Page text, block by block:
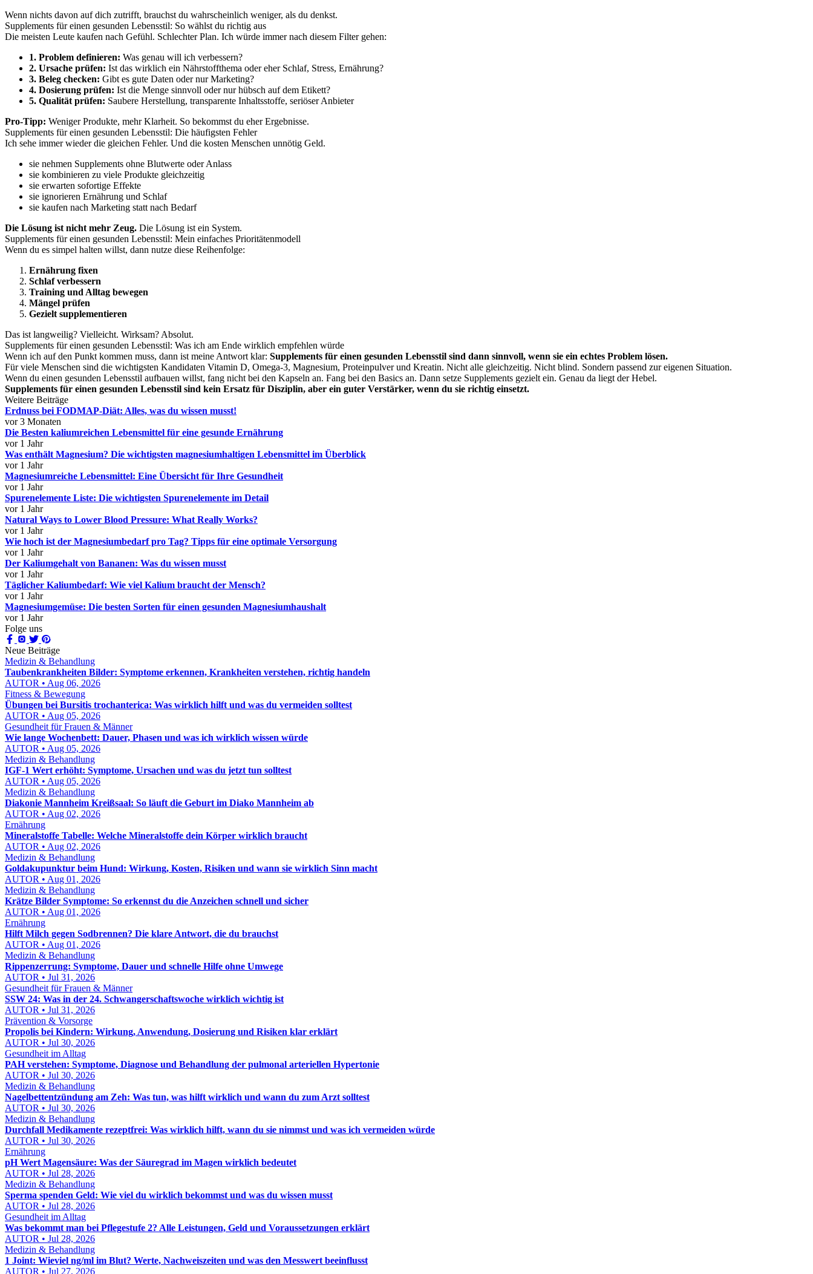
Wenn nichts davon auf dich zutrifft, brauchst du wahrscheinlich weniger, als du denkst.
Supplements für einen gesunden Lebensstil: So wählst du richtig aus
Die meisten Leute kaufen nach Gefühl. Schlechter Plan. Ich würde immer nach diesem Filter gehen:
1. Problem definieren: Was genau will ich verbessern?
2. Ursache prüfen: Ist das wirklich ein Nährstoffthema oder eher Schlaf, Stress, Ernährung?
3. Beleg checken: Gibt es gute Daten oder nur Marketing?
4. Dosierung prüfen: Ist die Menge sinnvoll oder nur hübsch auf dem Etikett?
5. Qualität prüfen: Saubere Herstellung, transparente Inhaltsstoffe, seriöser Anbieter
Pro-Tipp: Weniger Produkte, mehr Klarheit. So bekommst du eher Ergebnisse.
Supplements für einen gesunden Lebensstil: Die häufigsten Fehler
Ich sehe immer wieder die gleichen Fehler. Und die kosten Menschen unnötig Geld.
sie nehmen Supplements ohne Blutwerte oder Anlass
sie kombinieren zu viele Produkte gleichzeitig
sie erwarten sofortige Effekte
sie ignorieren Ernährung und Schlaf
sie kaufen nach Marketing statt nach Bedarf
Die Lösung ist nicht mehr Zeug. Die Lösung ist ein System.
Supplements für einen gesunden Lebensstil: Mein einfaches Prioritätenmodell
Wenn du es simpel halten willst, dann nutze diese Reihenfolge:
Ernährung fixen
Schlaf verbessern
Training und Alltag bewegen
Mängel prüfen
Gezielt supplementieren
Das ist langweilig? Vielleicht. Wirksam? Absolut.
Supplements für einen gesunden Lebensstil: Was ich am Ende wirklich empfehlen würde
Wenn ich auf den Punkt kommen muss, dann ist meine Antwort klar: Supplements für einen gesunden Lebensstil sind dann sinnvoll, wenn sie ein echtes Problem lösen.
Für viele Menschen sind die wichtigsten Kandidaten Vitamin D, Omega-3, Magnesium, Proteinpulver und Kreatin. Nicht alle gleichzeitig. Nicht blind. Sondern passend zur eigenen Situation.
Wenn du einen gesunden Lebensstil aufbauen willst, fang nicht bei den Kapseln an. Fang bei den Basics an. Dann setze Supplements gezielt ein. Genau da liegt der Hebel.
Supplements für einen gesunden Lebensstil sind kein Ersatz für Disziplin, aber ein guter Verstärker, wenn du sie richtig einsetzt.
Weitere Beiträge
Erdnuss bei FODMAP-Diät: Alles, was du wissen musst!
vor 3 Monaten
Die Besten kaliumreichen Lebensmittel für eine gesunde Ernährung
vor 1 Jahr
Was enthält Magnesium? Die wichtigsten magnesiumhaltigen Lebensmittel im Überblick
vor 1 Jahr
Magnesiumreiche Lebensmittel: Eine Übersicht für Ihre Gesundheit
vor 1 Jahr
Spurenelemente Liste: Die wichtigsten Spurenelemente im Detail
vor 1 Jahr
Natural Ways to Lower Blood Pressure: What Really Works?
vor 1 Jahr
Wie hoch ist der Magnesiumbedarf pro Tag? Tipps für eine optimale Versorgung
vor 1 Jahr
Der Kaliumgehalt von Bananen: Was du wissen musst
vor 1 Jahr
Täglicher Kaliumbedarf: Wie viel Kalium braucht der Mensch?
vor 1 Jahr
Magnesiumgemüse: Die besten Sorten für einen gesunden Magnesiumhaushalt
vor 1 Jahr
Folge uns
Neue Beiträge
Medizin & Behandlung
Taubenkrankheiten Bilder: Symptome erkennen, Krankheiten verstehen, richtig handeln
AUTOR • Aug 06, 2026
Fitness & Bewegung
Übungen bei Bursitis trochanterica: Was wirklich hilft und was du vermeiden solltest
AUTOR • Aug 05, 2026
Gesundheit für Frauen & Männer
Wie lange Wochenbett: Dauer, Phasen und was ich wirklich wissen würde
AUTOR • Aug 05, 2026
Medizin & Behandlung
IGF-1 Wert erhöht: Symptome, Ursachen und was du jetzt tun solltest
AUTOR • Aug 05, 2026
Medizin & Behandlung
Diakonie Mannheim Kreißsaal: So läuft die Geburt im Diako Mannheim ab
AUTOR • Aug 02, 2026
Ernährung
Mineralstoffe Tabelle: Welche Mineralstoffe dein Körper wirklich braucht
AUTOR • Aug 02, 2026
Medizin & Behandlung
Goldakupunktur beim Hund: Wirkung, Kosten, Risiken und wann sie wirklich Sinn macht
AUTOR • Aug 01, 2026
Medizin & Behandlung
Krätze Bilder Symptome: So erkennst du die Anzeichen schnell und sicher
AUTOR • Aug 01, 2026
Ernährung
Hilft Milch gegen Sodbrennen? Die klare Antwort, die du brauchst
AUTOR • Aug 01, 2026
Medizin & Behandlung
Rippenzerrung: Symptome, Dauer und schnelle Hilfe ohne Umwege
AUTOR • Jul 31, 2026
Gesundheit für Frauen & Männer
SSW 24: Was in der 24. Schwangerschaftswoche wirklich wichtig ist
AUTOR • Jul 31, 2026
Prävention & Vorsorge
Propolis bei Kindern: Wirkung, Anwendung, Dosierung und Risiken klar erklärt
AUTOR • Jul 30, 2026
Gesundheit im Alltag
PAH verstehen: Symptome, Diagnose und Behandlung der pulmonal arteriellen Hypertonie
AUTOR • Jul 30, 2026
Medizin & Behandlung
Nagelbettentzündung am Zeh: Was tun, was hilft wirklich und wann du zum Arzt solltest
AUTOR • Jul 30, 2026
Medizin & Behandlung
Durchfall Medikamente rezeptfrei: Was wirklich hilft, wann du sie nimmst und was ich vermeiden würde
AUTOR • Jul 30, 2026
Ernährung
pH Wert Magensäure: Was der Säuregrad im Magen wirklich bedeutet
AUTOR • Jul 28, 2026
Medizin & Behandlung
Sperma spenden Geld: Wie viel du wirklich bekommst und was du wissen musst
AUTOR • Jul 28, 2026
Gesundheit im Alltag
Was bekommt man bei Pflegestufe 2? Alle Leistungen, Geld und Voraussetzungen erklärt
AUTOR • Jul 28, 2026
Medizin & Behandlung
1 Joint: Wieviel ng/ml im Blut? Werte, Nachweiszeiten und was den Messwert beeinflusst
AUTOR • Jul 27, 2026